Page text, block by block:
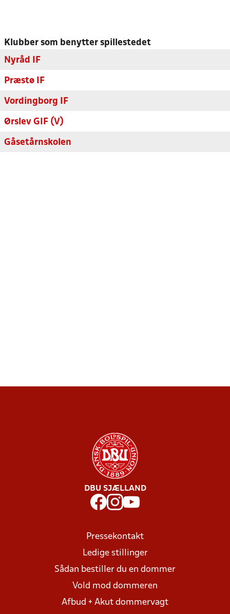
Klubber som benytter spillestedet
Nyråd IF
Præstø IF
Vordingborg IF
Ørslev GIF (V)
Gåsetårnskolen
DBU SJÆLLAND
Pressekontakt
Ledige stillinger
Sådan bestiller du en dommer
Vold mod dommeren
Afbud + Akut dommervagt